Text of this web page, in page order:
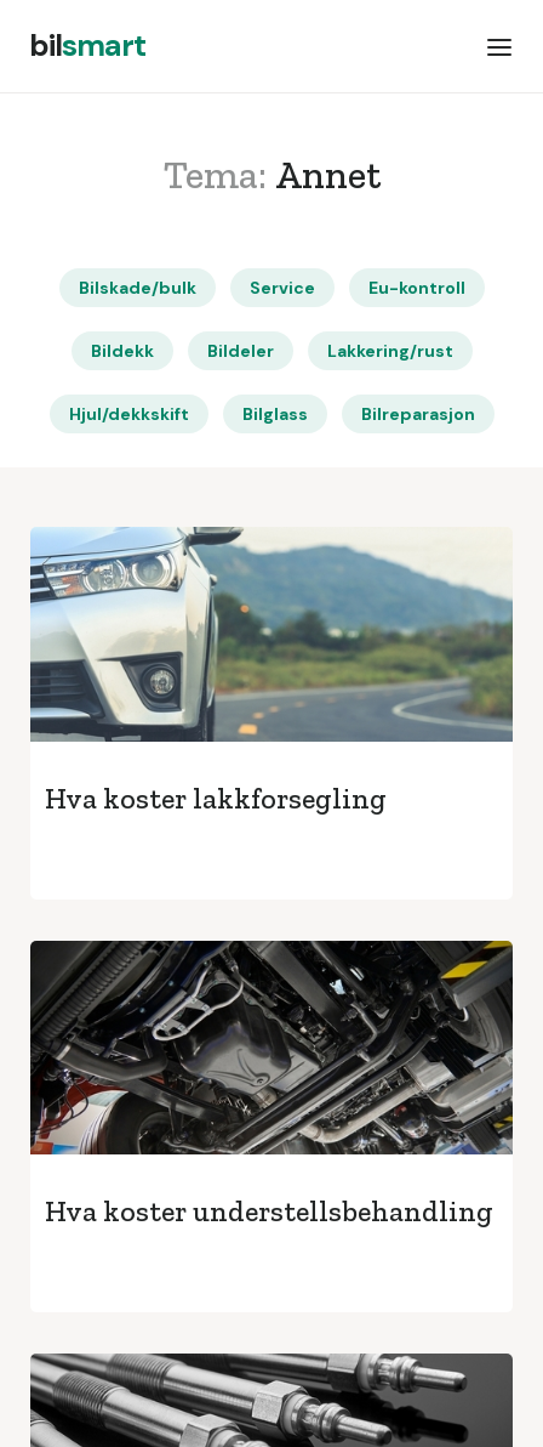
bilsmart
Tema: Annet
Bilskade/bulk Service Eu-kontroll
Bildekk Bildeler Lakkering/rust
Hjul/dekkskift Bilglass Bilreparasjon
Hva koster lakkforsegling
Hva koster understellsbehandling